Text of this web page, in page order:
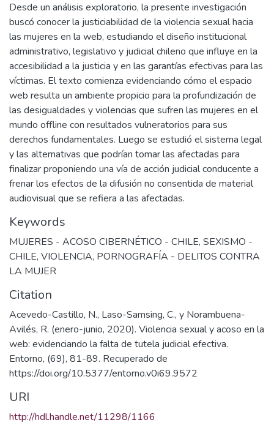
Desde un análisis exploratorio, la presente investigación
buscó conocer la justiciabilidad de la violencia sexual hacia
las mujeres en la web, estudiando el diseño institucional
administrativo, legislativo y judicial chileno que influye en la
accesibilidad a la justicia y en las garantías efectivas para las
víctimas. El texto comienza evidenciando cómo el espacio
web resulta un ambiente propicio para la profundización de
las desigualdades y violencias que sufren las mujeres en el
mundo offline con resultados vulneratorios para sus
derechos fundamentales. Luego se estudió el sistema legal
y las alternativas que podrían tomar las afectadas para
finalizar proponiendo una vía de acción judicial conducente a
frenar los efectos de la difusión no consentida de material
audiovisual que se refiera a las afectadas.
Keywords
MUJERES - ACOSO CIBERNÉTICO - CHILE, SEXISMO -
CHILE, VIOLENCIA, PORNOGRAFÍA - DELITOS CONTRA
LA MUJER
Citation
Acevedo-Castillo, N., Laso-Samsing, C., y Norambuena-
Avilés, R. (enero-junio, 2020). Violencia sexual y acoso en la
web: evidenciando la falta de tutela judicial efectiva.
Entorno, (69), 81-89. Recuperado de
https://doi.org/10.5377/entorno.v0i69.9572
URI
http://hdl.handle.net/11298/1166